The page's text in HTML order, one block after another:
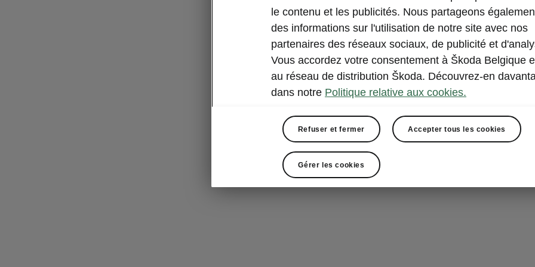
Ressentez la
Peaq est
serétractent
profil élégant.
l’esthétique :
l’efficacité
le contenu et les publicités. Nous partageons
des informations sur l'utilisation de notre site avec nos
partenaires des réseaux sociaux, de publicité et
Vous accordez votre consentement à Škoda Belgique
au réseau de distribution Škoda. Découvrez-en
dans notre Politique relative aux cookies.
Refuser et fermer Accepter tous les cookies
Gérer les cookies